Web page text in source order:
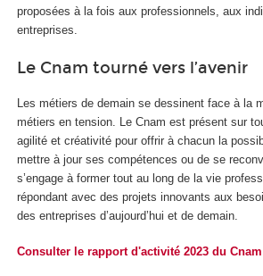
proposées à la fois aux professionnels, aux
entreprises.
Le Cnam tourné vers l’avenir
Les métiers de demain se dessinent face à la
métiers en tension. Le Cnam est présent sur
agilité et créativité pour offrir à chacun la
mettre à jour ses compétences ou de se
s’engage à former tout au long de la vie
répondant avec des projets innovants aux
des entreprises d’aujourd’hui et de demain.
Consulter le rapport d'activité 2023 du Cnam